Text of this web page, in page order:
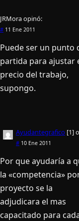
JRMoraopinó:
# 11 Ene 2011
Puede ser un punto
partida para ajustar
precio del trabajo,
supongo.
Ayudantegrafico [1]
# 10 Ene 2011
Por que ayudarí­a a
la «competencia»
proyecto se la
adjudicara el mas
capacitado para